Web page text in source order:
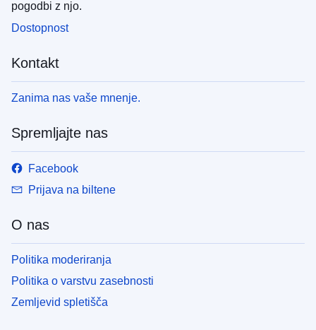
pogodbi z njo.
Dostopnost
Kontakt
Zanima nas vaše mnenje.
Spremljajte nas
Facebook
Prijava na biltene
O nas
Politika moderiranja
Politika o varstvu zasebnosti
Zemljevid spletišča